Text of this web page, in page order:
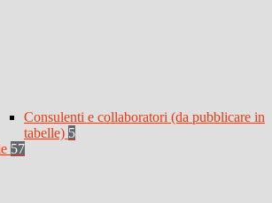
Consulenti e collaboratori (da pubblicare in
tabelle) 5
57